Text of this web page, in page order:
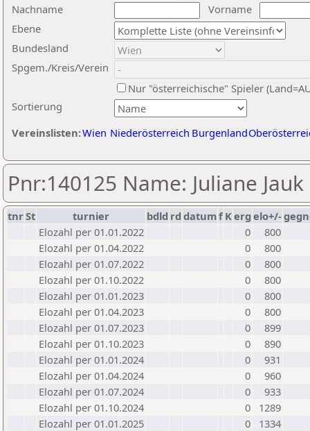
Nachname
Vorname
Ebene
Sortierung
Bundesland
Spgem./Kreis/Verein
Nur "österreichische" Spieler
Vereinslisten:Wien Niederösterreich Burgenland
Pnr:140125 Name: Juliane Jauk
tnrSt turnier bdld rd datumf Kerg elo+/-
Elozahl per 01.01.2022
0
800
Elozahl per 01.04.2022
0
800
Elozahl per 01.07.2022
0
800
Elozahl per 01.10.2022
0
800
Elozahl per 01.01.2023
0
800
Elozahl per 01.04.2023
0
800
Elozahl per 01.07.2023
0
899
Elozahl per 01.10.2023
0
890
Elozahl per 01.01.2024
0
931
Elozahl per 01.04.2024
0
960
Elozahl per 01.07.2024
0
933
Elozahl per 01.10.2024
0
1289
Elozahl per 01.01.2025
0
1334